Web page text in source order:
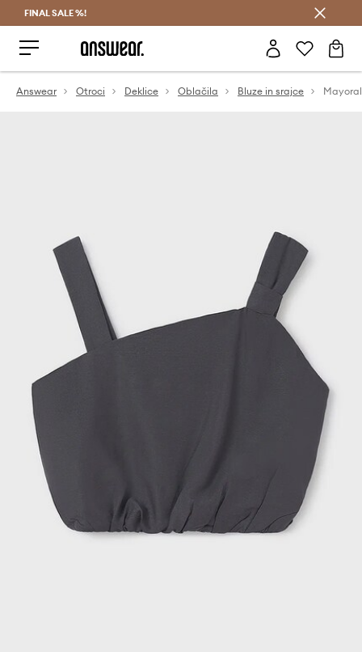
FINAL SALE %!
Answear Otroci Deklice Oblačila Bluze in srajce Mayoral